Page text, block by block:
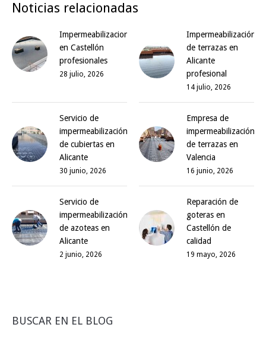
Noticias relacionadas
Impermeabilizaciones
en Castellón
profesionales
28 julio, 2026
Impermeabilización
de terrazas en
Alicante
profesional
14 julio, 2026
Servicio de
impermeabilización
de cubiertas en
Alicante
30 junio, 2026
Empresa de
impermeabilización
de terrazas en
Valencia
16 junio, 2026
Servicio de
impermeabilización
de azoteas en
Alicante
2 junio, 2026
Reparación de
goteras en
Castellón de
calidad
19 mayo, 2026
BUSCAR EN EL BLOG